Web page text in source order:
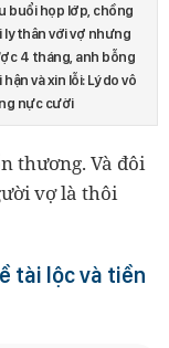
buổi họp lớp, chồng
ly thân với vợ nhưng
4 tháng, anh bỗng
hận và xin lỗi: Lý do vô
nực cười
thương. Và đôi
vợ là thôi
tài lộc và tiền